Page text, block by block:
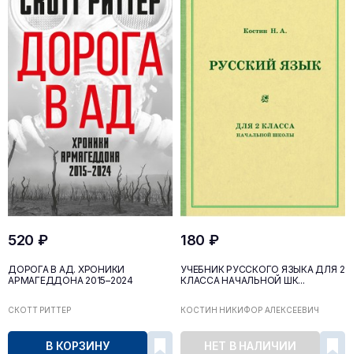
520 ₽
ДОРОГА В АД. ХРОНИКИ
АРМАГЕДДОНА 2015–2024
СКОТТ РИТТЕР
В КОРЗИНУ
180 ₽
УЧЕБНИК РУССКОГО ЯЗЫКА ДЛЯ 2
КЛАССА НАЧАЛЬНОЙ ШК...
КОСТИН НИКИФОР АЛЕКСЕЕВИЧ
НЕТ В НАЛИЧИИ